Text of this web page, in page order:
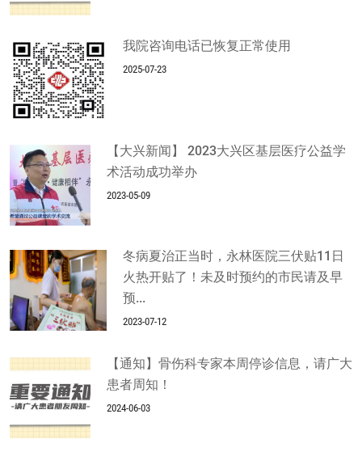
我院咨询电话已恢复正常使用
2025-07-23
【大兴新闻】 2023大兴区基层医疗公益学
术活动成功举办
2023-05-09
冬病夏治正当时，永林医院三伏贴11日
火热开贴了！未及时预约的市民请及早
预...
2023-07-12
【通知】骨伤科专家本周停诊信息，请广大
患者周知！
2024-06-03